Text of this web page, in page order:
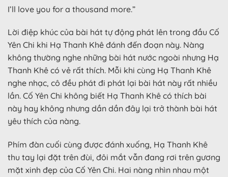
I’ll love you for a thousand more.”
Lời điệp khúc của bài hát tự động phát lên trong đầu Cố
Yên Chi khi Hạ Thanh Khê đánh đến đoạn này. Nàng
không thường nghe những bài hát nước ngoài nhưng Hạ
Thanh Khê có vẻ rất thích. Mỗi khi cùng Hạ Thanh Khê
nghe nhạc, cô đều phát đi phát lại bài hát này rất nhiều
lần. Cố Yên Chi không biết Hạ Thanh Khê có thích bài
này hay không nhưng dần dần đây lại trở thành bài hát
yêu thích của nàng.
Phím đàn cuối cùng được đánh xuống, Hạ Thanh Khê
thu tay lại đặt trên đùi, đôi mắt vẫn đang rơi trên gương
mặt xinh đẹp của Cố Yên Chi. Hai nàng nhìn nhau một